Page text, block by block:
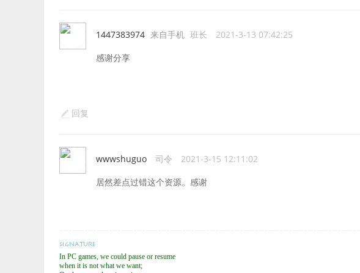
1447383974 来自手机 班长 2021-3-13 07:42:25
感谢分享
回复
wwwshuguo 司令 2021-3-15 12:11:02
居然差点过错这个资源。感谢
In PC games, we could pause or resume
when it is not what we want;